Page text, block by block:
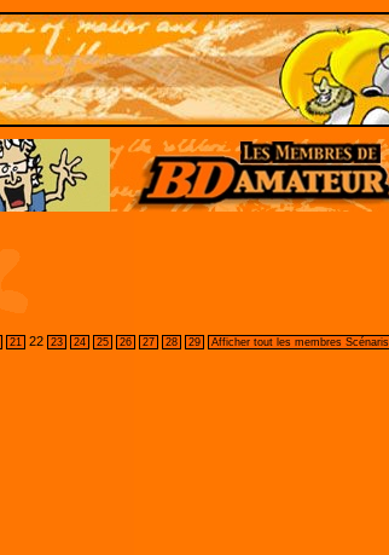
21 22 23 24 25 26 27 28 29 Afficher tout les membres